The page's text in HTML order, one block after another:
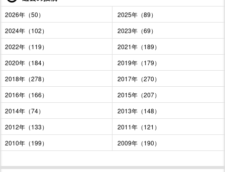
2026年（50）
2025年（89）
2024年（102）
2023年（69）
2022年（119）
2021年（189）
2020年（184）
2019年（179）
2018年（278）
2017年（270）
2016年（166）
2015年（207）
2014年（74）
2013年（148）
2012年（133）
2011年（121）
2010年（199）
2009年（190）